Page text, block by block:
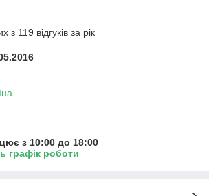
з 119 відгуків за рік
з 10:00 до 18:00
графік роботи